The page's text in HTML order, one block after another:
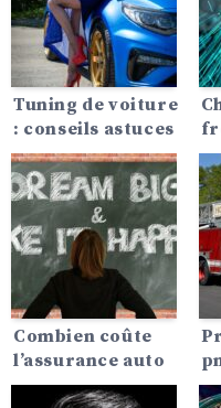
Tuning de voiture
: conseils astuces
Combien coûte
l’assurance auto
pour une Dodge?